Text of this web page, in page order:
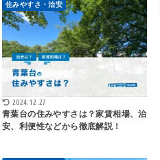
住みやすさ・治安
2024.12.27
青葉台の住みやすさは？家賃相場、治
安、利便性などから徹底解説！